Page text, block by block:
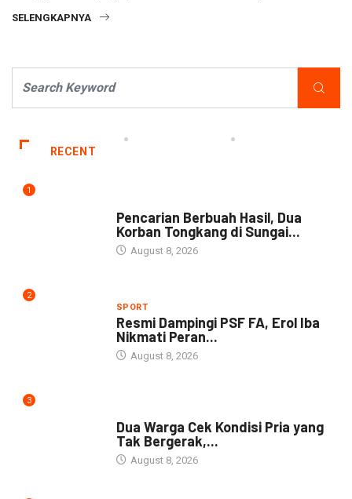
SELENGKAPNYA
RECENT
1
Pencarian Berbuah Hasil, Dua
Korban Tongkang di Sungai...
August 8, 2026
2
SPORT
Resmi Dampingi PSF FA, Erol Iba
Nikmati Peran...
August 8, 2026
3
Dua Warga Cek Kondisi Pria yang
Tak Bergerak,...
August 8, 2026